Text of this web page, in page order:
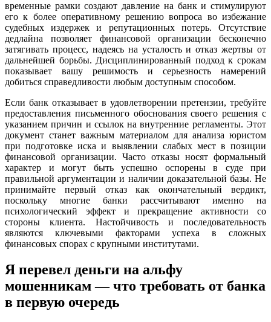
временные рамки создают давление на банк и стимулируют
его к более оперативному решению вопроса во избежание
судебных издержек и репутационных потерь. Отсутствие
дедлайна позволяет финансовой организации бесконечно
затягивать процесс, надеясь на усталость и отказ жертвы от
дальнейшей борьбы. Дисциплинированный подход к срокам
показывает вашу решимость и серьезность намерений
добиться справедливости любым доступным способом.
Если банк отказывает в удовлетворении претензии, требуйте
предоставления письменного обоснования своего решения с
указанием причин и ссылок на внутренние регламенты. Этот
документ станет важным материалом для анализа юристом
при подготовке иска и выявлении слабых мест в позиции
финансовой организации. Часто отказы носят формальный
характер и могут быть успешно оспорены в суде при
правильной аргументации и наличии доказательной базы. Не
принимайте первый отказ как окончательный вердикт,
поскольку многие банки рассчитывают именно на
психологический эффект и прекращение активности со
стороны клиента. Настойчивость и последовательность
являются ключевыми факторами успеха в сложных
финансовых спорах с крупными институтами.
Я перевел деньги на альфу
мошенникам — что требовать от банка
в первую очередь